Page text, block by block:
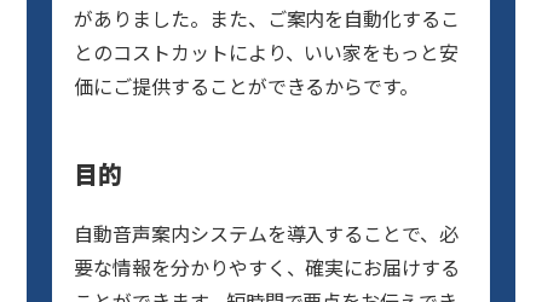
がありました。また、ご案内を自動化するこ
とのコストカットにより、いい家をもっと安
価にご提供することができるからです。
目的
自動音声案内システムを導入することで、必
要な情報を分かりやすく、確実にお届けする